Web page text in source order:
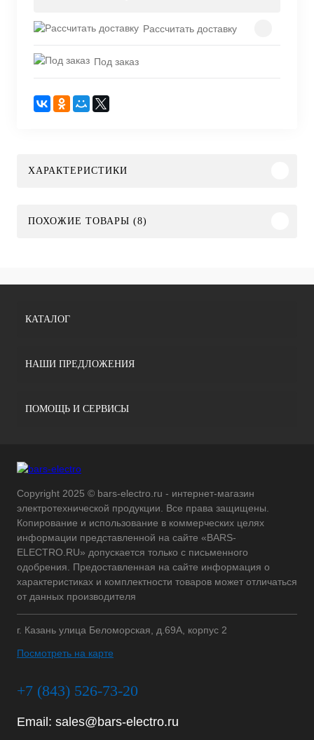
Рассчитать доставку
Под заказ
ХАРАКТЕРИСТИКИ
ПОХОЖИЕ ТОВАРЫ (8)
КАТАЛОГ
НАШИ ПРЕДЛОЖЕНИЯ
ПОМОЩЬ И СЕРВИСЫ
Copyright 2025 © bars-electro.ru - интернет-магазин
электротехнической продукции. Все права защищены.
Копирование и использование в коммерческих целях
информации представленной на сайте «BARS-
ELECTRO.RU» допускается только с письменного
одобрения. Предоставленная на сайте информация о
характеристиках и комплектности товаров может отличаться
от данных производителя
г. Казань улица Беломорская, д.69А, корпус 2
Посмотреть на карте
+7 (843) 526-73-20
Email: sales@bars-electro.ru